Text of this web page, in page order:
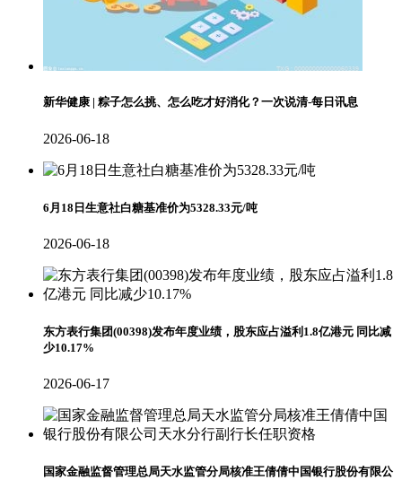
新华健康 | 粽子怎么挑、怎么吃才好消化？一次说清-每日讯息
2026-06-18
6月18日生意社白糖基准价为5328.33元/吨
2026-06-18
东方表行集团(00398)发布年度业绩，股东应占溢利1.8亿港元 同比减
少10.17%
2026-06-17
国家金融监督管理总局天水监管分局核准王倩倩中国银行股份有限公